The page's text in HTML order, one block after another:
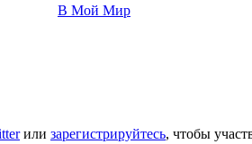
В Мой Мир
или зарегистрируйтесь, чтобы